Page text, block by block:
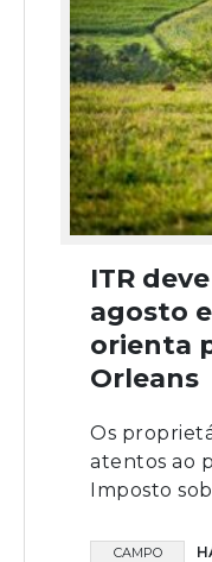
ITR
agosto
orienta
Orleans
Os
atentos ao
Imposto
CAMPO